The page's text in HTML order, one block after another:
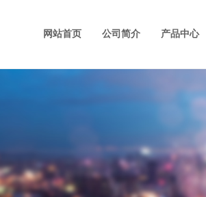
网站首页 公司简介 产品中心